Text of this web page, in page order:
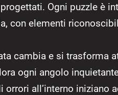
Ogni puzzle è
con elementi
cambia e si trasforma
ogni angolo
all’interno iniziano